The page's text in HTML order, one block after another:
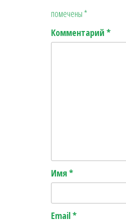
помечены *
Комментарий *
Имя*
Email*